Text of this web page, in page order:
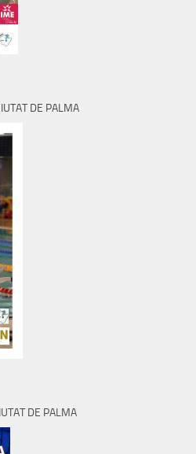
DE PALMA
DE PALMA